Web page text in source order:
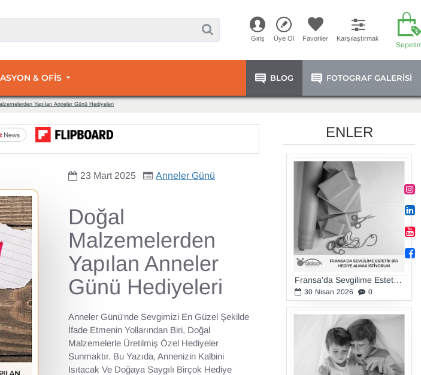
Giriş Üye Ol Favoriler Karşılaştırmak
& OFİS BLOG FOTOGRAF GALERISI
Yapılan Anneler Günü Hediyeleri
23 Mart 2025 Anneler Günü
Doğal
Malzemelerden
Yapılan Anneler
Günü Hediyeleri
Anneler Günü'nde Sevgimizi En Güzel Şekilde
İfade Etmenin Yollarından Biri, Doğal
Malzemelerle Üretilmiş Özel Hediyeler
Sunmaktır. Bu Yazıda, Annenizin Kalbini
Isıtacak Ve Doğaya Saygılı Birçok Hediye
ENLER
Fransa’da Sevgilime Estetik Bir Hediye Almak İstiyorum
30 Nisan 2026 0